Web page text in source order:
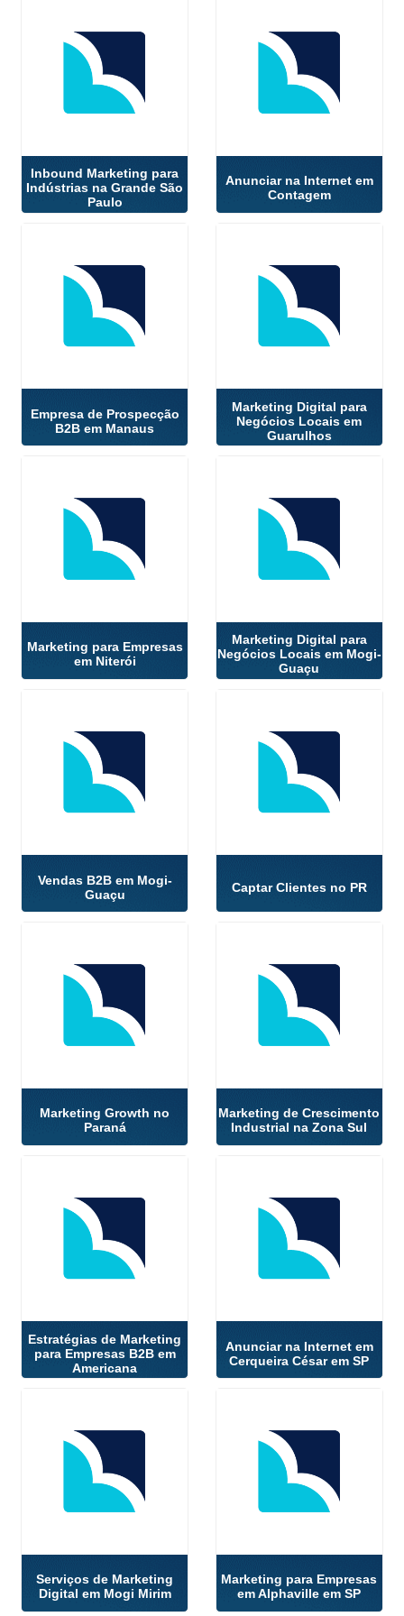
Inbound Marketing para
Indústrias na Grande São
Paulo
Anunciar na Internet em
Contagem
Empresa de Prospecção
B2B em Manaus
Marketing Digital para
Negócios Locais em
Guarulhos
Marketing para Empresas
em Niterói
Marketing Digital para
Negócios Locais em Mogi-
Guaçu
Vendas B2B em Mogi-
Guaçu
Captar Clientes no PR
Marketing Growth no
Paraná
Marketing de Crescimento
Industrial na Zona Sul
Estratégias de Marketing
para Empresas B2B em
Americana
Anunciar na Internet em
Cerqueira César em SP
Serviços de Marketing
Digital em Mogi Mirim
Marketing para Empresas
em Alphaville em SP